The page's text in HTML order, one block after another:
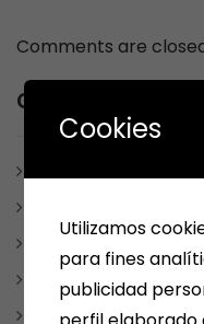
Comments are
Category
ESCRITORES
JUEGOS
Cookies
Utilizamos
para fines
publicidad